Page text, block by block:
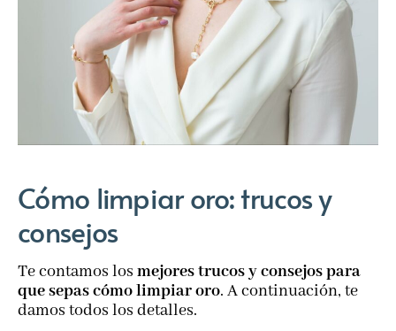
Cómo limpiar oro: trucos y
consejos
Te contamos los mejores trucos y consejos para
que sepas cómo limpiar oro. A continuación, te
damos todos los detalles.